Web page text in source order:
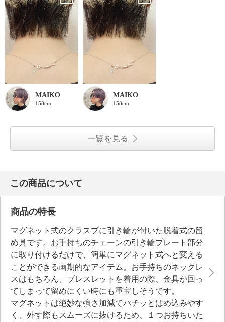
MAIKO
158cm
MAIKO
158cm
一覧を見る
この商品について
商品の特長
マグネット式のクラスプに引き輪が付いた脱着式の留
め具です。お手持ちのチェーンの引き輪プレート部分
に取り付けるだけで、簡単にマグネット式へと変える
ことができる画期的なアイテム。お手持ちのネックレ
スはもちろん、ブレスレットを着用の際、金具が回っ
てしまって留めにくい時にも重宝しそうです。
マグネットは絶妙な強さ加減でパチッとはめ込みやす
く、外す際もスムーズに抜けるため、１つお持ちいた